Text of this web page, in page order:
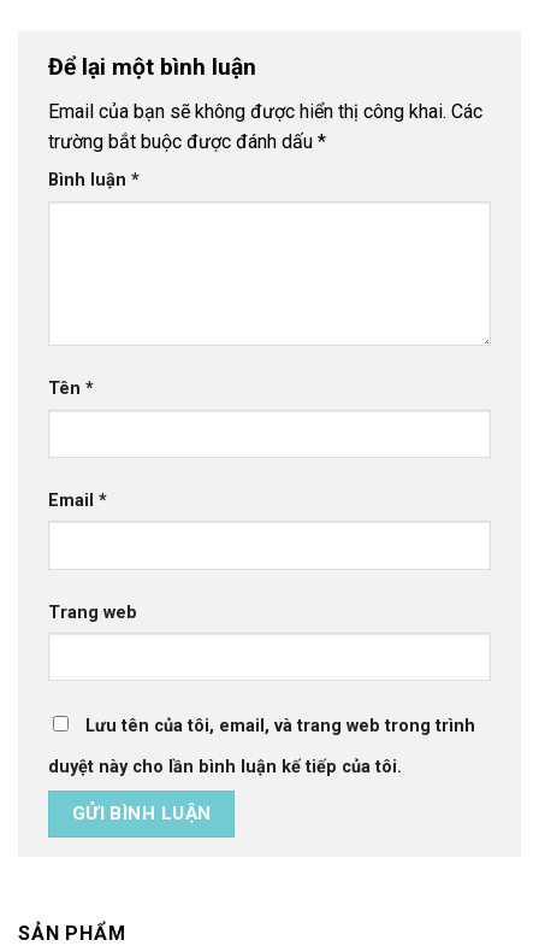
Để lại một bình luận
Email của bạn sẽ không được hiển thị công khai. Các
trường bắt buộc được đánh dấu *
Bình luận *
Tên *
Email *
Trang web
Lưu tên của tôi, email, và trang web trong trình
duyệt này cho lần bình luận kế tiếp của tôi.
SẢN PHẨM